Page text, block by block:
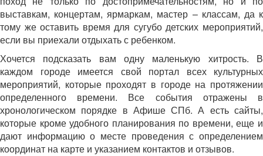
выставкам, концертам, ярмаркам, мастер – классам, да к
тому же оставить время для сугубо детских мероприятий,
если вы приехали отдыхать с ребенком.
Хочется подсказать вам одну маленькую хитрость. В
каждом городе имеется свой портал всех культурных
мероприятий, которые проходят в городе на протяжении
определенного времени. Все события отражены в
хронологическом порядке в Афише СПб. А есть сайты,
которые кроме удобного планирования по времени, еще и
дают информацию о месте проведения с определением
координат на карте и указанием контактов и отзывов.